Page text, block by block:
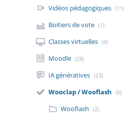
Vidéos pédagogiques (11)
Boitiers de vote (1)
Classes virtuelles (4)
Moodle (28)
IA génératives (23)
Wooclap / Wooflash (6)
Wooflash (2)